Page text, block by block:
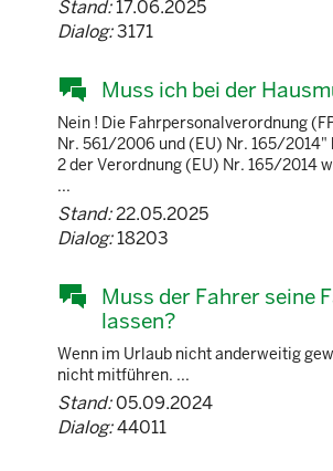
Stand:17.06.2025
Dialog:3171
Muss ich bei der
Nein ! Die Fahrpersonalverordnung
Nr. 561/2006 und (EU) Nr. 165/2014"
2 der Verordnung (EU) Nr. 165/2014
...
Stand:22.05.2025
Dialog:18203
Muss der Fahrer seine
lassen?
Wenn im Urlaub nicht anderweitig
nicht mitführen. ...
Stand:05.09.2024
Dialog:44011